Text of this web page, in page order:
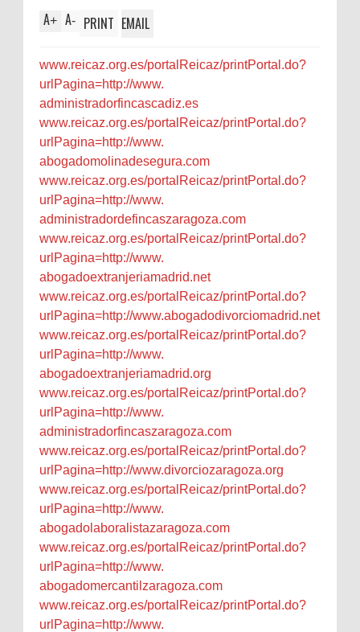
A+ A- PRINT EMAIL
www.reicaz.org.es/portalReicaz/printPortal.do?
urlPagina=http://www.
administradorfincascadiz.es
www.reicaz.org.es/portalReicaz/printPortal.do?
urlPagina=http://www.
abogadomolinadesegura.com
www.reicaz.org.es/portalReicaz/printPortal.do?
urlPagina=http://www.
administradordefincaszaragoza.com
www.reicaz.org.es/portalReicaz/printPortal.do?
urlPagina=http://www.
abogadoextranjeriamadrid.net
www.reicaz.org.es/portalReicaz/printPortal.do?
urlPagina=http://www.abogadodivorciomadrid.net
www.reicaz.org.es/portalReicaz/printPortal.do?
urlPagina=http://www.
abogadoextranjeriamadrid.org
www.reicaz.org.es/portalReicaz/printPortal.do?
urlPagina=http://www.
administradorfincaszaragoza.com
www.reicaz.org.es/portalReicaz/printPortal.do?
urlPagina=http://www.divorciozaragoza.org
www.reicaz.org.es/portalReicaz/printPortal.do?
urlPagina=http://www.
abogadolaboralistazaragoza.com
www.reicaz.org.es/portalReicaz/printPortal.do?
urlPagina=http://www.
abogadomercantilzaragoza.com
www.reicaz.org.es/portalReicaz/printPortal.do?
urlPagina=http://www.